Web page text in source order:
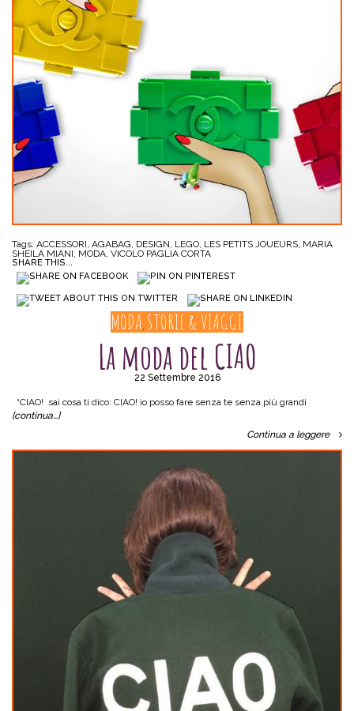
Tags: ACCESSORI, AGABAG, DESIGN, LEGO, LES PETITS JOUEURS, MARIA
SHEILA MIANI, MODA, VICOLO PAGLIA CORTA
SHARE THIS...
MODA , STORIE & VIAGGI
La moda del CIAO
22 Settembre 2016
“CIAO! sai cosa ti dico: CIAO! io posso fare senza te senza più grandi
[continua…]
Continua a leggere